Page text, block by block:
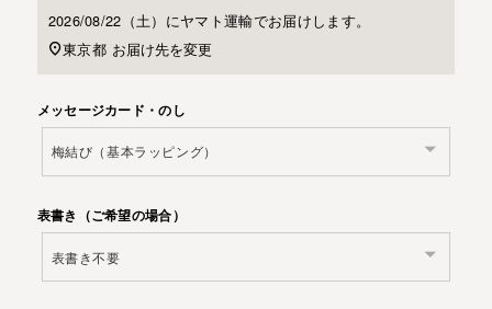
2026/08/22（土） にヤマト運輸でお届けします。
東京都 お届け先を変更
メッセージカード・のし
表書き（ご希望の場合）